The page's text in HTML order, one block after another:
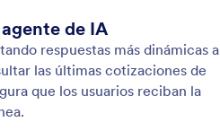
de IA
respuestas más dinámicas a
las últimas cotizaciones de
que los usuarios reciban la